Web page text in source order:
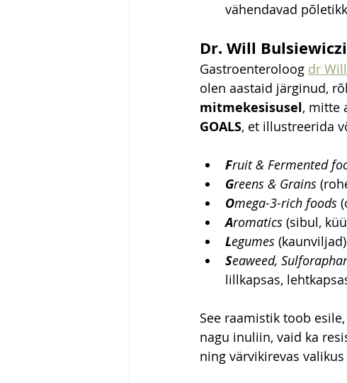
vähendavad
Dr. Will
Gastroenteroloog dr
olen aastaid järginud,
mitmekesisusel, mitte
GOALS, et illustreerida
Fruit & Fermented
Greens & Grains
Omega-3-rich foods
Aromatics (sibul,
Legumes (kaunviljad)
Seaweed,
lillkapsas,
See raamistik toob
nagu inuliin, vaid ka
ning värvikirevas